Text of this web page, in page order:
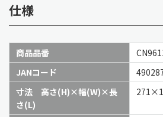
仕様
商品品番
JANコード
寸法 高さ(H)×幅(W)×長
さ(L)